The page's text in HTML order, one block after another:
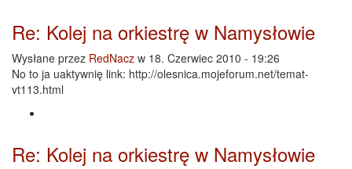
Re: Kolej na orkiestrę w Namysłowie
Wysłane przez RedNacz w 18. Czerwiec 2010 - 19:26
No to ja uaktywnię link: http://olesnica.mojeforum.net/temat-
vt113.html
Re: Kolej na orkiestrę w Namysłowie